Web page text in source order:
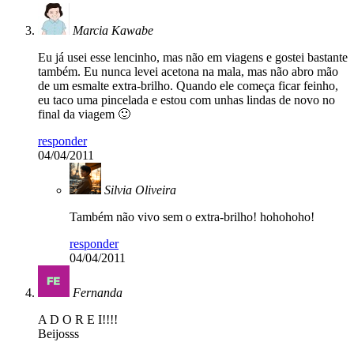
Marcia Kawabe
Eu já usei esse lencinho, mas não em viagens e gostei bastante
também. Eu nunca levei acetona na mala, mas não abro mão
de um esmalte extra-brilho. Quando ele começa ficar feinho,
eu taco uma pincelada e estou com unhas lindas de novo no
final da viagem 🙂
responder
04/04/2011
Silvia Oliveira
Também não vivo sem o extra-brilho! hohohoho!
responder
04/04/2011
Fernanda
A D O R E I!!!!
Beijosss